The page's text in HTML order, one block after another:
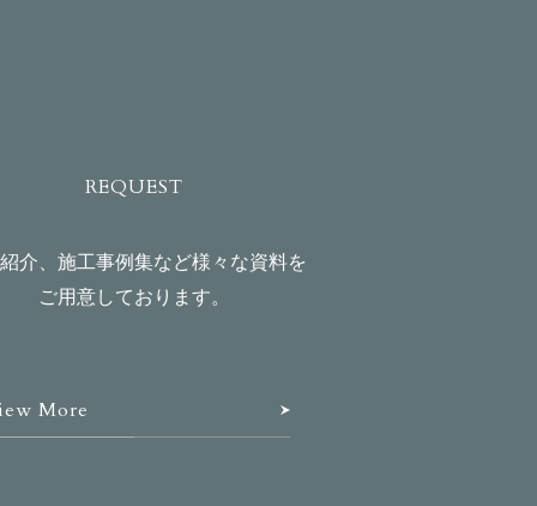
REQUEST
介、施工事例集など様々な資料を
ご用意しております。
More